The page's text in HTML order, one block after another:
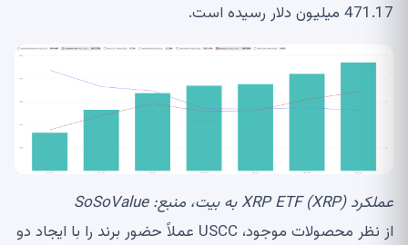
471.17 میلیون دلار رسیده است.
عملکرد XRP ETF (XRP) به بیت، منبع:
SoSoValue
از نظر محصولات موجود، USCC عملاً حضور برند را با ایجاد دو